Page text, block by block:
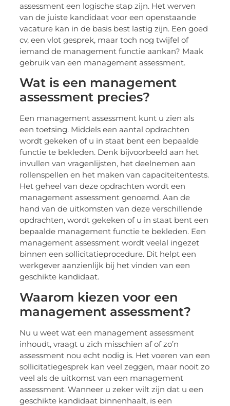
assessment een logische stap zijn. Het werven
van de juiste kandidaat voor een openstaande
vacature kan in de basis best lastig zijn. Een goed
cv, een vlot gesprek, maar toch nog twijfel of
iemand de management functie aankan? Maak
gebruik van een management assessment.
Wat is een management
assessment precies?
Een management assessment kunt u zien als
een toetsing. Middels een aantal opdrachten
wordt gekeken of u in staat bent een bepaalde
functie te bekleden. Denk bijvoorbeeld aan het
invullen van vragenlijsten, het deelnemen aan
rollenspellen en het maken van capaciteitentests.
Het geheel van deze opdrachten wordt een
management assessment genoemd. Aan de
hand van de uitkomsten van deze verschillende
opdrachten, wordt gekeken of u in staat bent een
bepaalde management functie te bekleden. Een
management assessment wordt veelal ingezet
binnen een sollicitatieprocedure. Dit helpt een
werkgever aanzienlijk bij het vinden van een
geschikte kandidaat.
Waarom kiezen voor een
management assessment?
Nu u weet wat een management assessment
inhoudt, vraagt u zich misschien af of zo’n
assessment nou echt nodig is. Het voeren van een
sollicitatiegesprek kan veel zeggen, maar nooit zo
veel als de uitkomst van een management
assessment. Wanneer u zeker wilt zijn dat u een
geschikte kandidaat binnenhaalt, is een